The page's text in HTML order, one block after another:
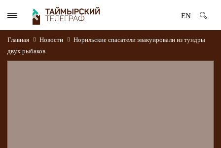
EN
Главная Новости
Норильские спасатели эвакуировали из тундры
двух рыбаков